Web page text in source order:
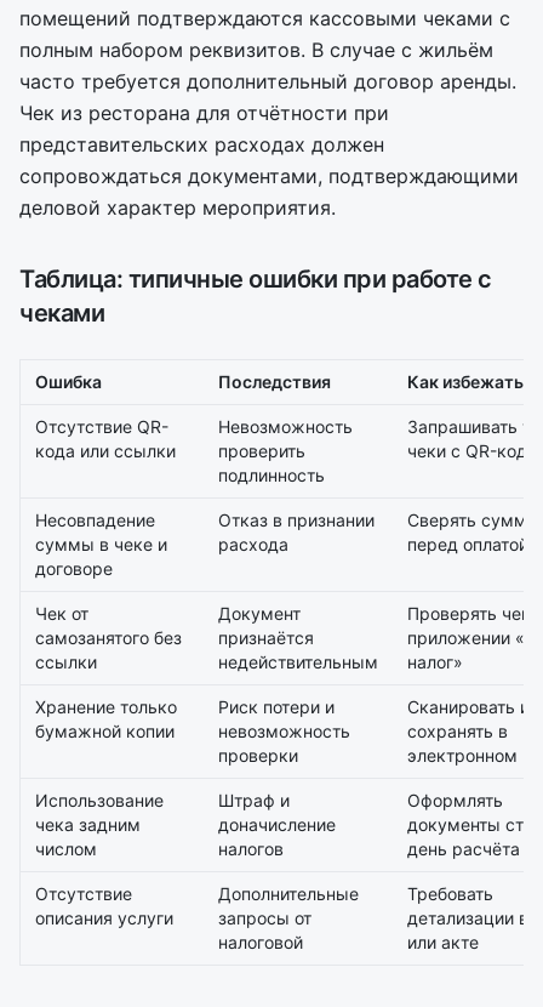
помещений подтверждаются кассовыми чеками с
полным набором реквизитов. В случае с жильём
часто требуется дополнительный договор аренды.
Чек из ресторана для отчётности при
представительских расходах должен
сопровождаться документами, подтверждающими
деловой характер мероприятия.
Таблица: типичные ошибки при работе с
чеками
Ошибка Последствия Как избежать
Отсутствие QR-
кода или ссылки
Невозможность
проверить
подлинность
Запрашивать
чеки с QR-
Несовпадение
суммы в чеке и
договоре
Отказ в признании
расхода
Сверять суммы
перед оплатой
Чек от
самозанятого без
ссылки
Документ
признаётся
недействительным
Проверять чек
приложении
налог»
Хранение только
бумажной копии
Риск потери и
невозможность
проверки
Сканировать и
сохранять в
электронном
Использование
чека задним
числом
Штраф и
доначисление
налогов
Оформлять
документы
день расчёта
Отсутствие
описания услуги
Дополнительные
запросы от
налоговой
Требовать
детализации в
или акте